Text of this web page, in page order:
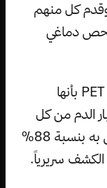
وقدم كل منهم
دماغي
صنّف الباحثون كل عينة دم وفحص PET بأنها
الدم من كل
مشارك متفق مع فحص PET الخاص به بنسبة 88٪
سريرياً.